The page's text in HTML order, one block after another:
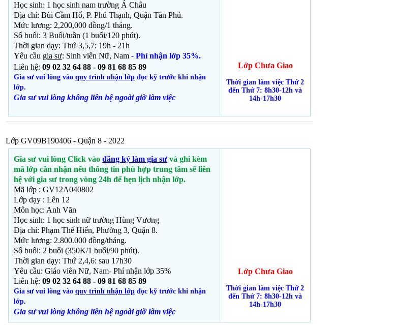
Học sinh: 1 học sinh nam trường Á Châu
Địa chỉ: Bùi Cầm Hổ, P. Phú Thạnh, Quận Tân Phú.
Mức lương: 2,200,000 đồng/1 tháng.
Số buổi: 3 Buổi/tuần (1 buổi/120 phút).
Thời gian dạy: Thứ 3,5,7: 19h - 21h
Yêu cầu gia sư: Sinh viên Nữ, Nam - Phí nhận lớp 35%.
Liên hệ: 09 02 32 64 88 - 09 81 68 85 89
Gia sư vui lòng vào quy trình nhận lớp đọc kỹ trước khi nhận
lớp.
Gia sư vui lòng không liên hệ ngoài giờlàm việc
Lớp Chưa Giao
Thời gian làm việc Thứ 2
đến Thứ 7: 8h30-12h và
14h-17h30
Lớp GV09B190406 - Quận 8 - 2022
Gia sư vui lòng Click vào đăng ký làm gia sư và ghi kèm
mã lớp cần nhận nếu thông tin phù hợp trung tâm sẽ liên
hệ với gia sư trong vòng 24h để hẹn lịch nhận lớp.
Mã lớp : GV12A040802
Lớp dạy : Lên 12
Môn học: Anh Văn
Học sinh: 1 học sinh nữ trường Hùng Vương
Địa chỉ: Phạm Thế Hiển, Phường 3, Quận 8.
Mức lương: 2.800.000 đồng/tháng.
Số buổi: 2 buổi (350K/1 buổi/90 phút).
Thời gian dạy: Thứ 2,4,6: sau 17h30
Yêu cầu: Giáo viên Nữ, Nam- Phí nhận lớp 35%
Liên hệ: 09 02 32 64 88 - 09 81 68 85 89
Gia sư vui lòng vào quy trình nhận lớp đọc kỹ trước khi nhận
lớp.
Gia sư vui lòng không liên hệ ngoài giờlàm việc
Lớp Chưa Giao
Thời gian làm việc Thứ 2
đến Thứ 7: 8h30-12h và
14h-17h30